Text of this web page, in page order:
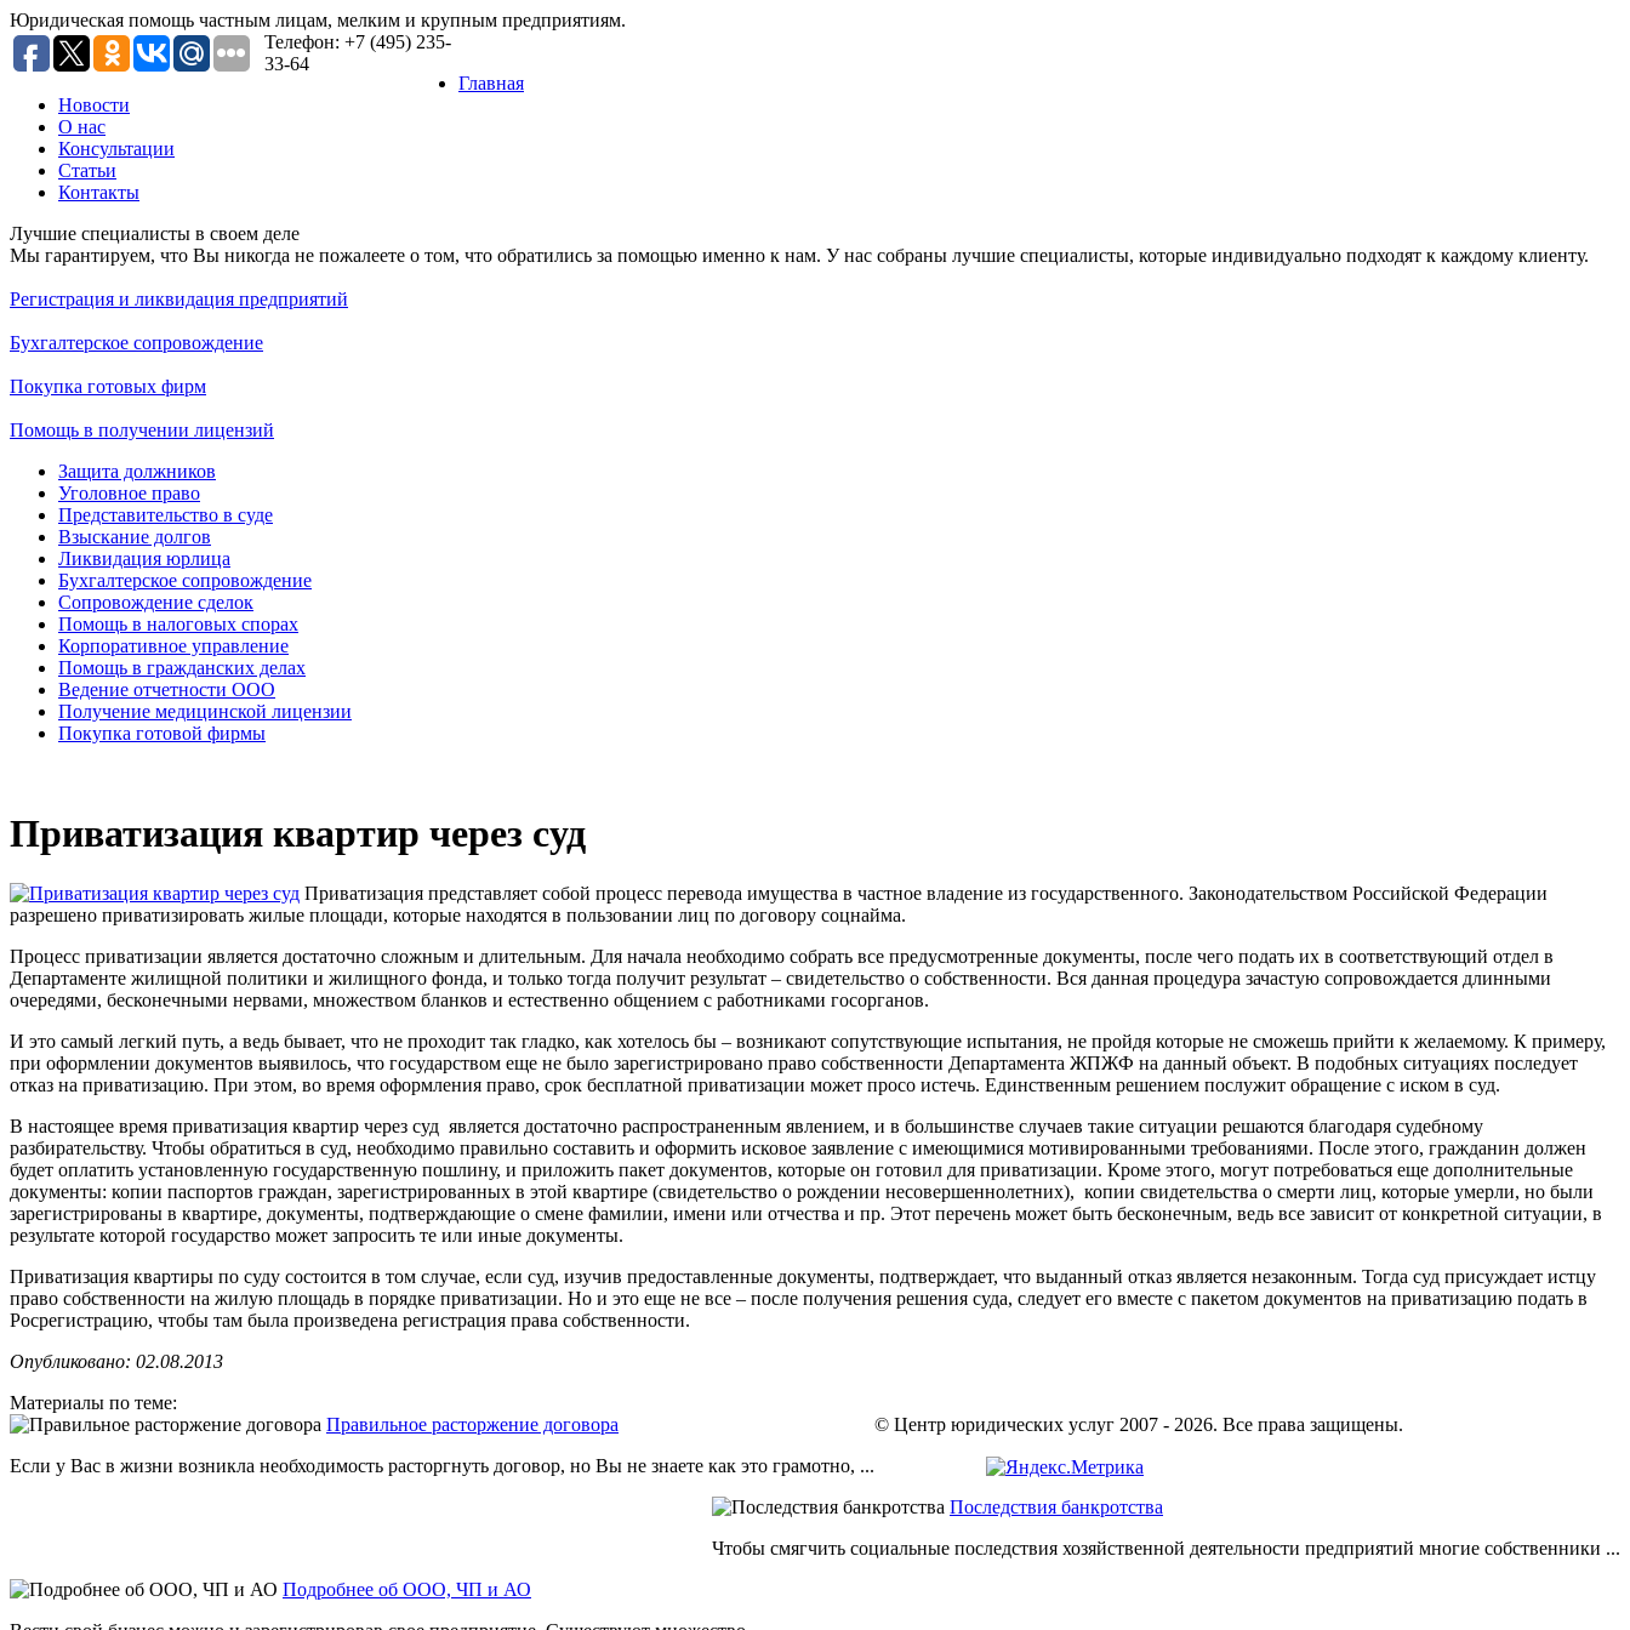
Юридическая помощь частным лицам, мелким и крупным предприятиям.
Телефон: +7 (495) 235-
33-64
Главная
Новости
O нас
Консультации
Статьи
Контакты
Лучшие специалисты в своем деле
Мы гарантируем, что Вы никогда не пожалеете о том, что обратились за помощью именно к нам. У нас собраны лучшие специалисты, которые индивидуально подходят к каждому клиенту.
Регистрация и ликвидация предприятий
Бухгалтерское сопровождение
Покупка готовых фирм
Помощь в получении лицензий
Защита должников
Уголовное право
Представительство в суде
Взыскание долгов
Ликвидация юрлица
Бухгалтерское сопровождение
Сопровождение сделок
Помощь в налоговых спорах
Корпоративное управление
Помощь в гражданских делах
Ведение отчетности ООО
Получение медицинской лицензии
Покупка готовой фирмы
Приватизация квартир через суд
Приватизация представляет собой процесс перевода имущества в частное владение из государственного. Законодательством Российской Федерации
разрешено приватизировать жилые площади, которые находятся в пользовании лиц по договору соцнайма.
Процесс приватизации является достаточно сложным и длительным. Для начала необходимо собрать все предусмотренные документы, после чего подать их в соответствующий отдел в
Департаменте жилищной политики и жилищного фонда, и только тогда получит результат – свидетельство о собственности. Вся данная процедура зачастую сопровождается длинными
очередями, бесконечными нервами, множеством бланков и естественно общением с работниками госорганов.
И это самый легкий путь, а ведь бывает, что не проходит так гладко, как хотелось бы – возникают сопутствующие испытания, не пройдя которые не сможешь прийти к желаемому. К примеру,
при оформлении документов выявилось, что государством еще не было зарегистрировано право собственности Департамента ЖПЖФ на данный объект. В подобных ситуациях последует
отказ на приватизацию. При этом, во время оформления право, срок бесплатной приватизации может просо истечь. Единственным решением послужит обращение с иском в суд.
В настоящее время приватизация квартир через суд является достаточно распространенным явлением, и в большинстве случаев такие ситуации решаются благодаря судебному
разбирательству. Чтобы обратиться в суд, необходимо правильно составить и оформить исковое заявление с имеющимися мотивированными требованиями. После этого, гражданин должен
будет оплатить установленную государственную пошлину, и приложить пакет документов, которые он готовил для приватизации. Кроме этого, могут потребоваться еще дополнительные
документы: копии паспортов граждан, зарегистрированных в этой квартире (свидетельство о рождении несовершеннолетних), копии свидетельства о смерти лиц, которые умерли, но были
зарегистрированы в квартире, документы, подтверждающие о смене фамилии, имени или отчества и пр. Этот перечень может быть бесконечным, ведь все зависит от конкретной ситуации, в
результате которой государство может запросить те или иные документы.
Приватизация квартиры по суду состоится в том случае, если суд, изучив предоставленные документы, подтверждает, что выданный отказ является незаконным. Тогда суд присуждает истцу
право собственности на жилую площадь в порядке приватизации. Но и это еще не все – после получения решения суда, следует его вместе с пакетом документов на приватизацию подать в
Росрегистрацию, чтобы там была произведена регистрация права собственности.
Опубликовано: 02.08.2013
Материалы по теме:
Правильное расторжение договора
Если у Вас в жизни возникла необходимость расторгнуть договор, но Вы не знаете как это грамотно, ...
Последствия банкротства
Чтобы смягчить социальные последствия хозяйственной деятельности предприятий многие собственники ...
Подробнее об ООО, ЧП и АО
© Центр юридических услуг 2007 - 2026. Все права защищены.